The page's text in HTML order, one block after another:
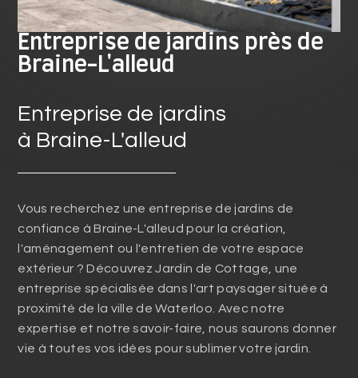
Entreprise de jardins près de
Braine-L'alleud
Entreprise de jardins
à Braine-L'alleud
Vous recherchez une entreprise de jardins de
confiance à Braine-L'alleud pour la création,
l'aménagement ou l'entretien de votre espace
extérieur ? Découvrez Jardin de Cottage, une
entreprise spécialisée dans l'art paysager située à
proximité de la ville de Waterloo. Avec notre
expertise et notre savoir-faire, nous saurons donner
vie à toutes vos idées pour sublimer votre jardin.